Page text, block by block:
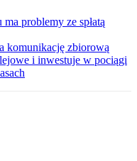
problemy ze spłatą
komunikację zbiorową
i inwestuje w pociągi